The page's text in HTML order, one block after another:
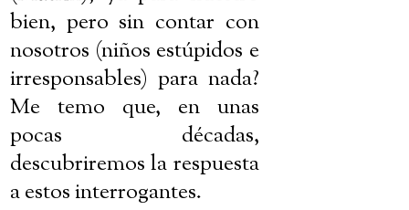
bien, pero sin contar con
nosotros (niños estúpidos e
irresponsables) para nada?
Me temo que, en unas
pocas décadas,
descubriremos la respuesta
a estos interrogantes.